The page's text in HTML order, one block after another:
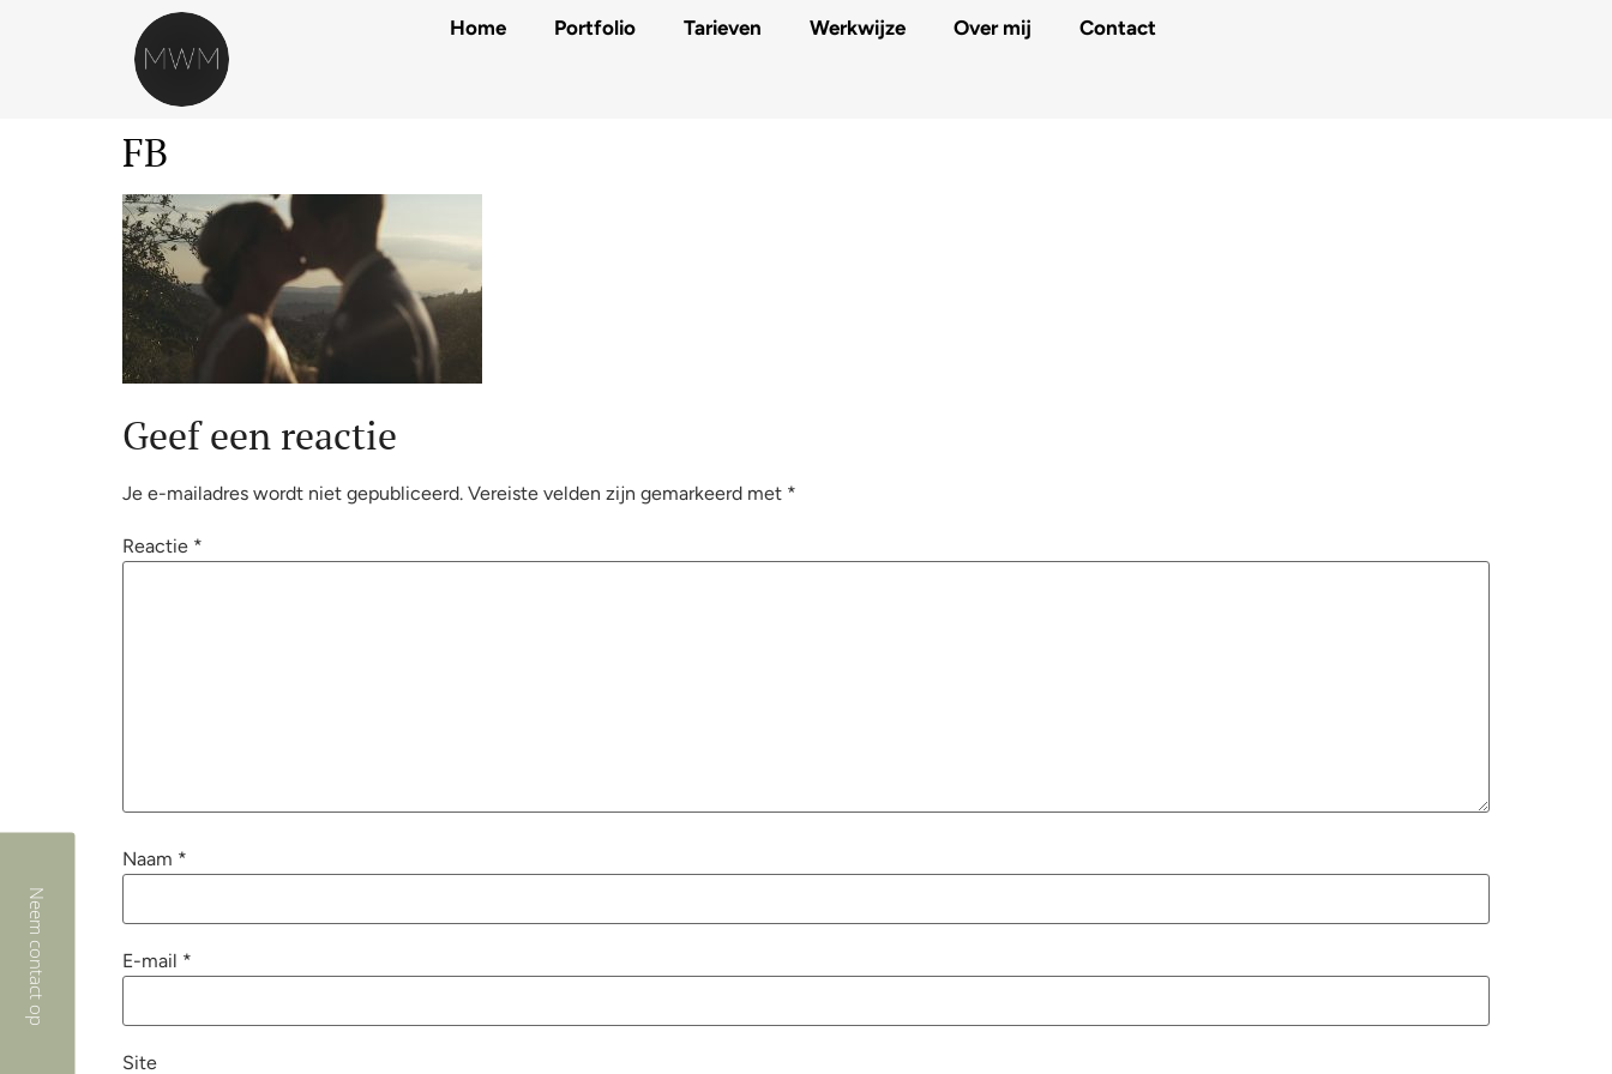
Home Portfolio Tarieven Werkwijze Over mij Contact
FB
Geef een reactie
Je e-mailadres wordt niet gepubliceerd. Vereiste velden zijn gemarkeerd met *
Reactie *
Naam *
E-mail *
Site
Neem contact op